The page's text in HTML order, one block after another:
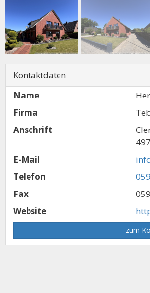
Kontaktdaten
Name
Firma
Anschrift
E-Mail
Telefon
Fax
Website
zum